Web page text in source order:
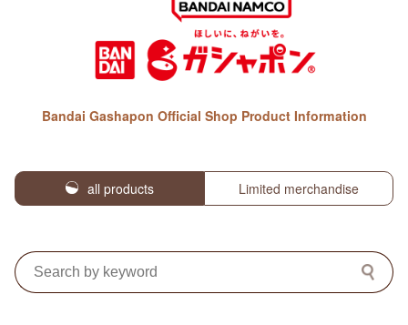
Bandai Gashapon Official Shop Product Information
all products Limited merchandise